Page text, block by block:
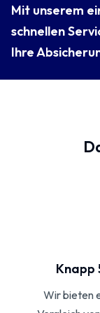
Mit unserem
schnellen
Ihre
Knapp
Wir bieten